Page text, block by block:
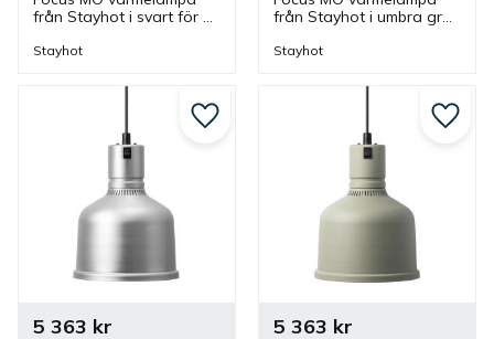
från Stayhot i svart för
Värmelampa med fast
i olika färger.
Stayhot
från Stayhot i umbra grå
Värmelampa med fast
i olika färger.
Stayhot
5 363 kr
Lägg till i favoriter
5 363 kr
Lägg